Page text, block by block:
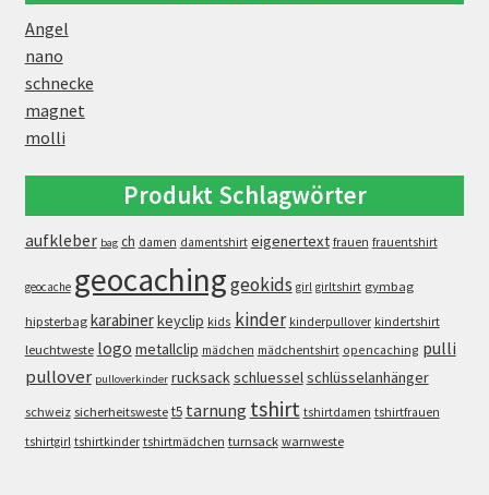
Angel
nano
schnecke
magnet
molli
Produkt Schlagwörter
aufkleber bag ch damen damentshirt eigenertext frauen frauentshirt
geocache geocachinggeokids girl girltshirt gymbag
hipsterbag karabinerkeyclip kids kinder kinderpullover kindertshirt
leuchtweste logo metallclip mädchen mädchentshirt opencaching pulli
pullover pulloverkinder rucksackschluesselschlüsselanhänger
schweiz sicherheitsweste t5 tarnung tshirt tshirtdamen tshirtfrauen
tshirtgirl tshirtkinder tshirtmädchen turnsack warnweste